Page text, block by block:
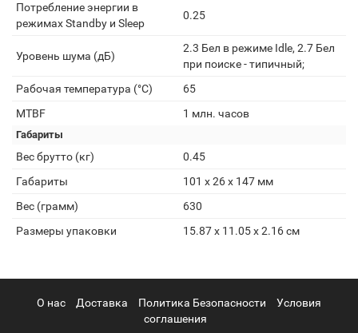
Потребление энергии в
режимах Standby и Sleep
0.25
Уровень шума (дБ)
2.3 Бел в режиме Idle, 2.7 Бел
при поиске - типичный;
Рабочая температура (°C)
65
MTBF
1 млн. часов
Габариты
Вес брутто (кг)
0.45
Габариты
101 x 26 x 147 мм
Вес (грамм)
630
Размеры упаковки
15.87 x 11.05 x 2.16 см
О нас Доставка Политика Безопасности
Условия
соглашения